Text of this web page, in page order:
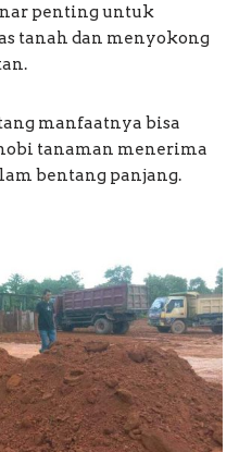
penting untuk
tanah dan menyokong
manfaatnya bisa
tanaman menerima
bentang panjang.